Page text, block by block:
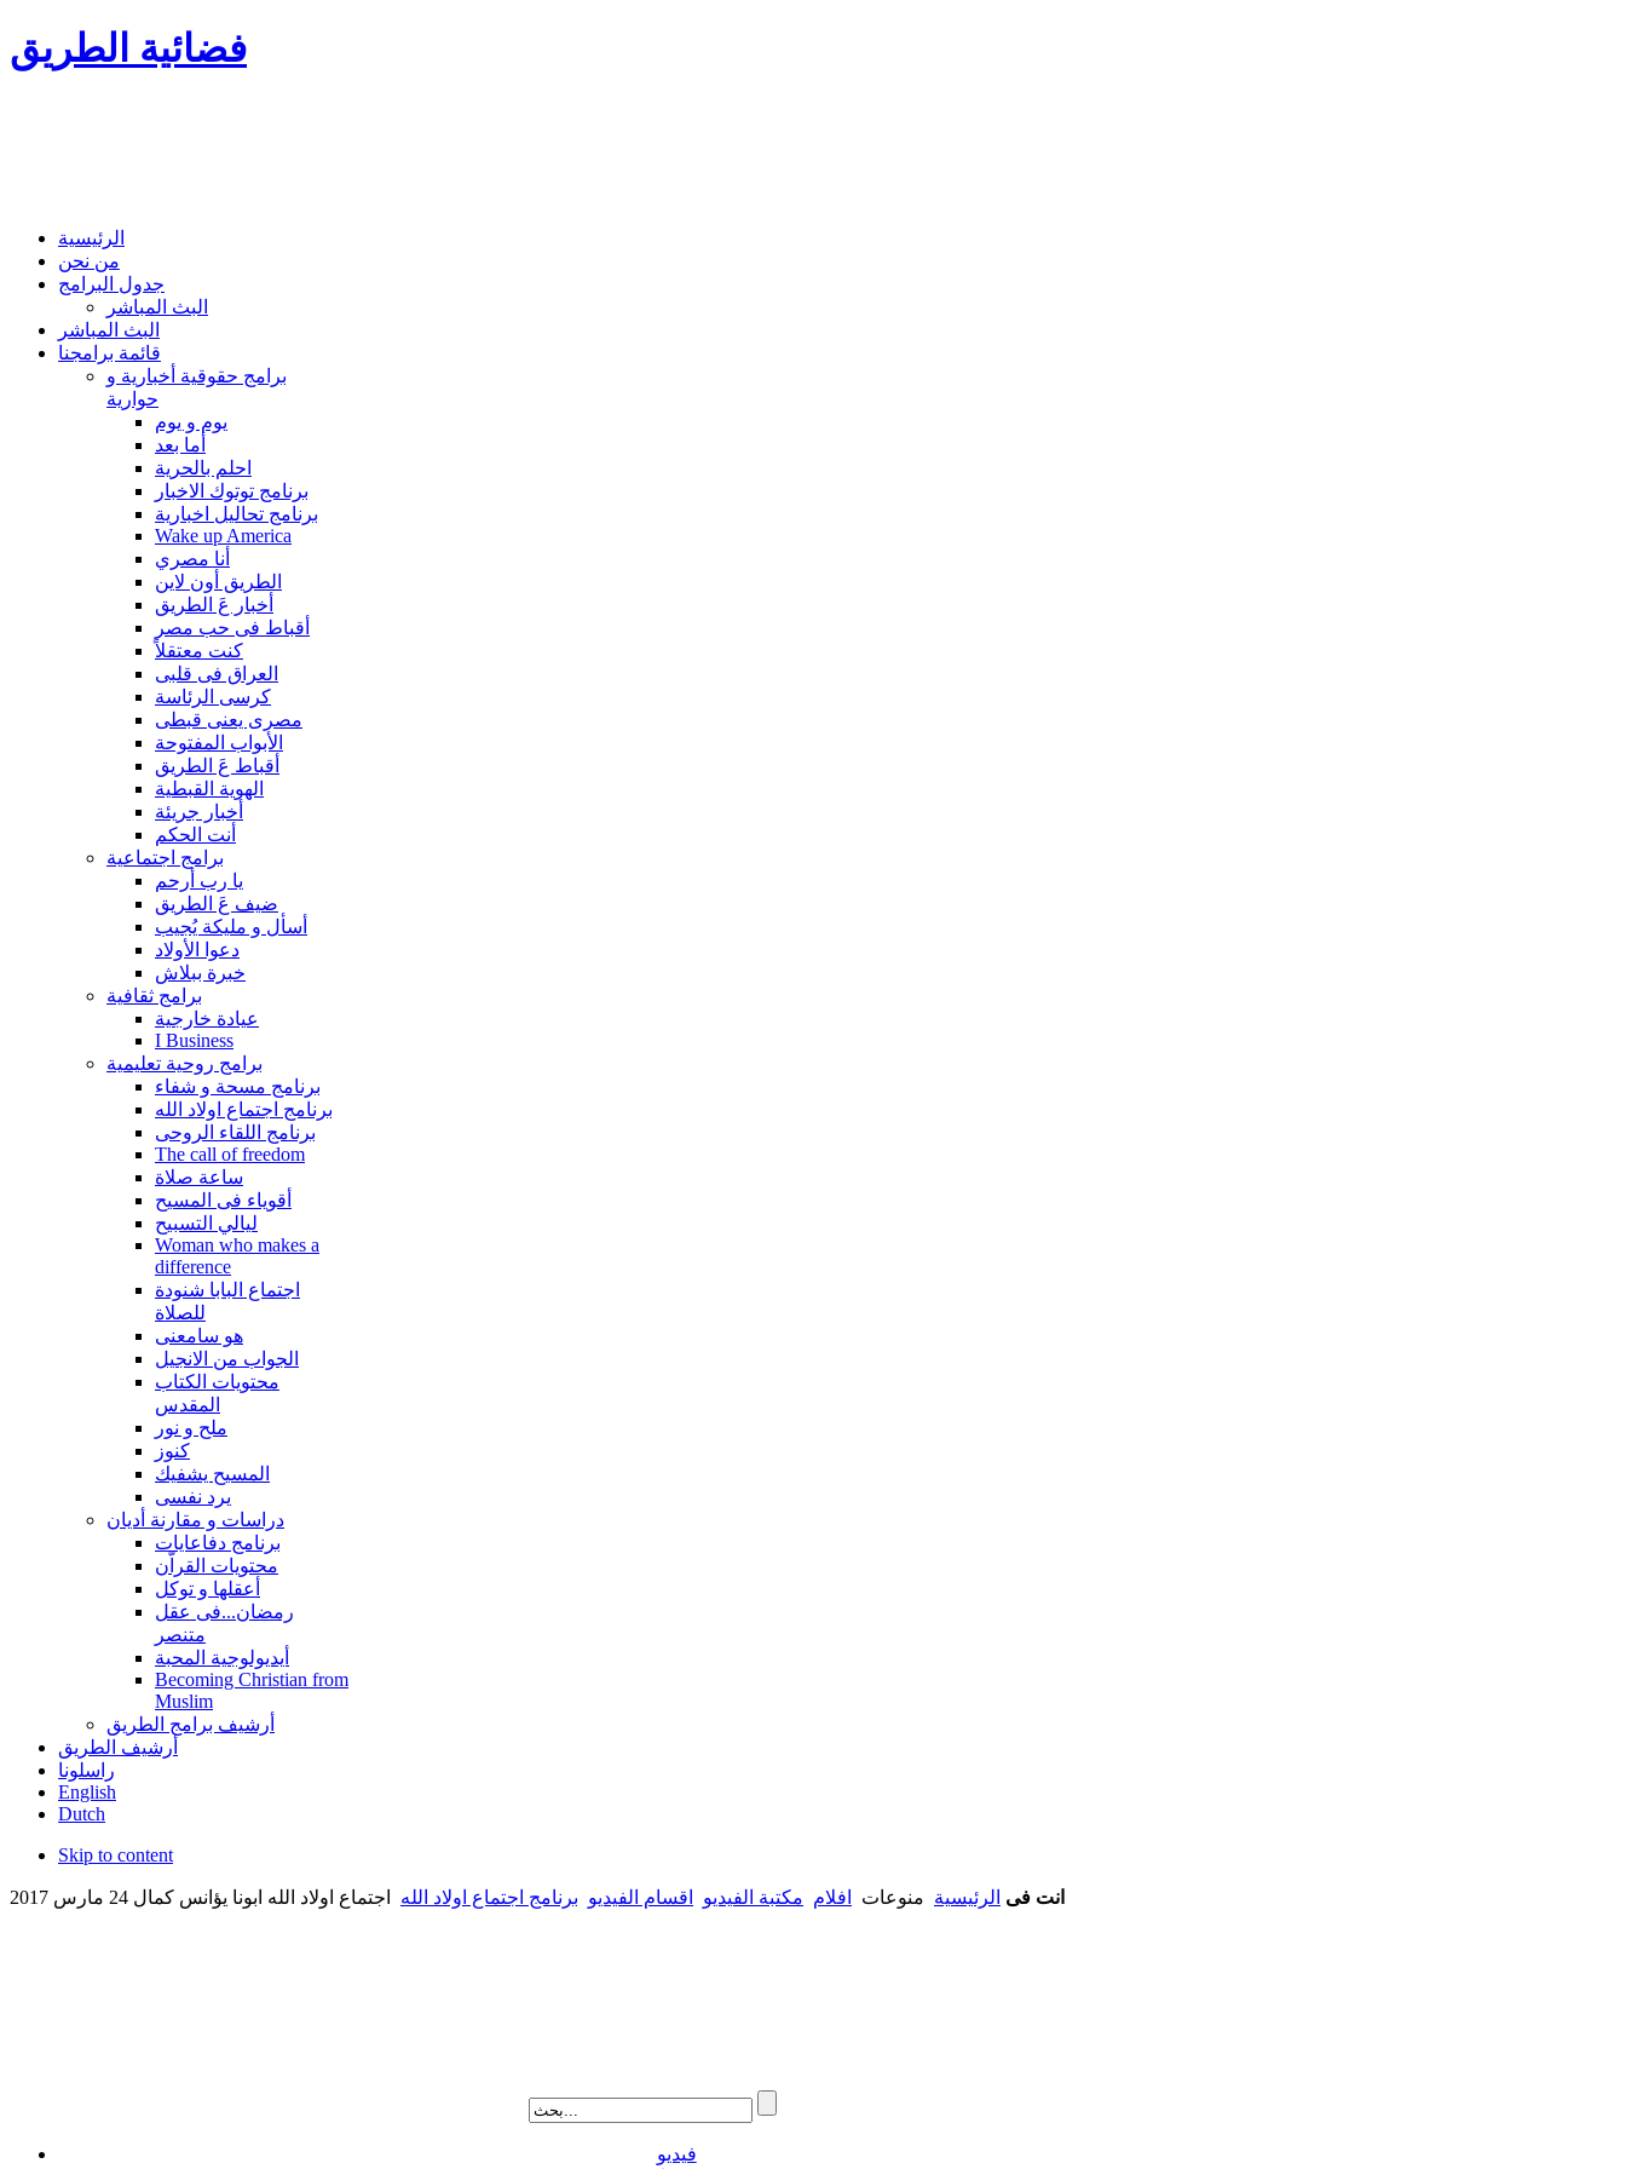
فضائية الطريق
الرئيسية
من نحن
جدول البرامج
البث المباشر
البث المباشر
قائمة برامجنا
برامج حقوقية أخبارية و
حوارية
يوم و يوم
أما بعد
احلم بالحرية
برنامج توتوك الاخبار
برنامج تحاليل اخبارية
Wake up America
أنا مصري
الطريق أون لاين
أخبار عَ الطريق
أقباط فى حب مصر
كنت معتقلاً
العراق فى قلبى
كرسى الرئاسة
مصرى يعنى قبطى
الأبواب المفتوحة
أقباط عَ الطريق
الهوية القبطية
أخبار جريئة
أنت الحكم
برامج اجتماعية
يا رب أرحم
ضيف عَ الطريق
أسأل و مليكة يُجيب
دعوا الأولاد
خبرة ببلاش
برامج ثقافية
عيادة خارجية
I Business
برامج روحية تعليمية
برنامج مسحة و شفاء
برنامج اجتماع اولاد الله
برنامج اللقاء الروحى
The call of freedom
ساعة صلاة
أقوياء فى المسيح
ليالي التسبيح
Woman who makes a
difference
اجتماع البابا شنودة
للصلاة
هو سامعنى
الجواب من الانجيل
محتويات الكتاب
المقدس
ملح و نور
كنوز
المسيح يشفيك
يرد نفسى
دراسات و مقارنة أديان
برنامج دفاعايات
محتويات القراّن
أعقلها و توكل
رمضان...فى عقل
متنصر
أيديولوجية المحبة
Becoming Christian from
Muslim
أرشيف برامج الطريق
أرشيف الطريق
راسلونا
English
Dutch
Skip to content
انت فى الرئيسية منوعات افلام مكتبة الفيديو اقسام الفيديو برنامج اجتماع اولاد الله اجتماع اولاد الله ابونا يؤانس كمال 24 مارس 2017
فيديو